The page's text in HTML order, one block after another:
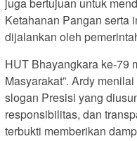
Ketahanan Pangan serta
dijalankan oleh
HUT Bhayangkara ke-79
Masyarakat”. Ardy
slogan Presisi yang
responsibilitas, dan
terbukti memberikan